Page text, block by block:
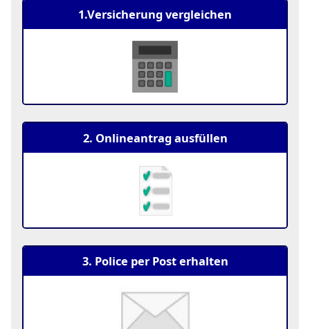
1.Versicherung vergleichen
2. Onlineantrag ausfüllen
3. Police per Post erhalten